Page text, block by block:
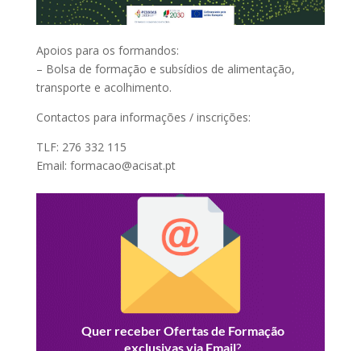
Apoios para os formandos:
– Bolsa de formação e subsídios de alimentação,
transporte e acolhimento.
Contactos para informações / inscrições:
TLF: 276 332 115
Email: formacao@acisat.pt